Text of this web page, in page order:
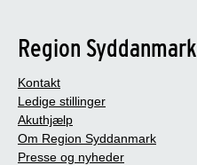
Region Syddanmark
Kontakt
Ledige stillinger
Akuthjælp
Om Region Syddanmark
Presse og nyheder